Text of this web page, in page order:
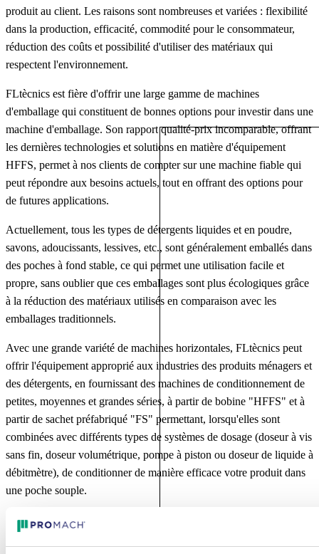
produit au client. Les raisons sont nombreuses et variées : flexibilité
dans la production, efficacité, commodité pour le consommateur,
réduction des coûts et possibilité d'utiliser des matériaux qui
respectent l'environnement.
FLtècnics est fière d'offrir une large gamme de machines
d'emballage qui constituent de bonnes options pour investir dans une
machine d'emballage. Son rapport qualité-prix incomparable, offrant
les dernières technologies et solutions en matière d'équipement
HFFS, permet à nos clients de compter sur une machine fiable qui
peut répondre aux besoins actuels, tout en offrant des options pour
de futures applications.
Actuellement, tous les types de détergents liquides et en poudre,
savons, adoucissants, lessives, etc., sont généralement emballés dans
des poches à fond stable, ce qui permet une utilisation facile et
propre, sans oublier que ces emballages sont plus écologiques grâce
à la réduction des matériaux utilisés en comparaison avec les
emballages traditionnels.
Avec une grande variété de machines horizontales, FLtècnics peut
offrir l'équipement approprié aux industries des produits ménagers et
des détergents, en fournissant des machines de conditionnement de
petites, moyennes et grandes séries, à partir de bobine "HFFS" et à
partir de sachet préfabriqué "FS" permettant, lorsqu'elles sont
combinées avec différents types de systèmes de dosage (doseur à vis
sans fin, doseur volumétrique, pompe à piston ou doseur de liquide à
débitmètre), de conditionner de manière efficace votre produit dans
une poche souple.
Nous pouvons fournir tout type de système de dosage approprié à